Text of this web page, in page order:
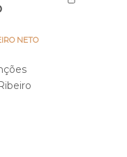
NETO